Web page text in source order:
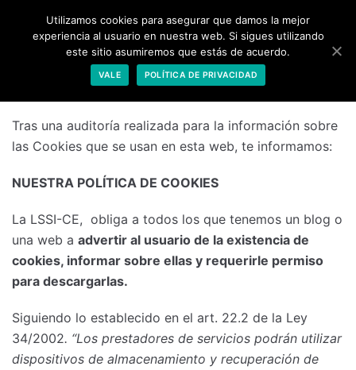
Saltar
contenido
Politica de Cookies
Tras una auditoría realizada para la información sobre
las Cookies que se usan en esta web, te informamos:
NUESTRA POLÍTICA DE COOKIES
La LSSI-CE, obliga a todos los que tenemos un blog o
una web a advertir al usuario de la existencia de
cookies, informar sobre ellas y requerirle permiso
para descargarlas.
Siguiendo lo establecido en el art. 22.2 de la Ley
34/2002. “Los prestadores de servicios podrán utilizar
dispositivos de almacenamiento y recuperación de
Utilizamos cookies para asegurar que damos la mejor
experiencia al usuario en nuestra web. Si sigues utilizando
este sitio asumiremos que estás de acuerdo.
VALE POLÍTICA DE PRIVACIDAD